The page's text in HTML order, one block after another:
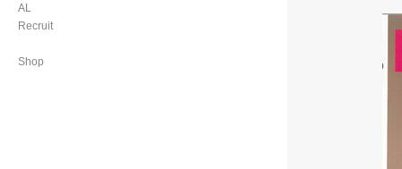
AL
Recruit
Shop